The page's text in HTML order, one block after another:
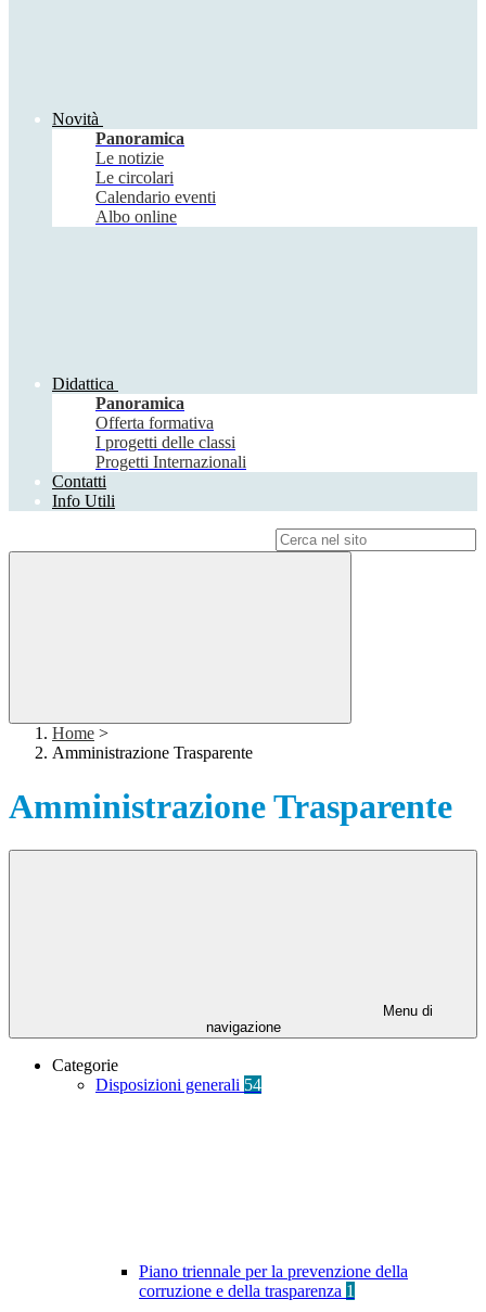
Novità
Panoramica
Le notizie
Le circolari
Calendario eventi
Albo online
Didattica
Panoramica
Offerta formativa
I progetti delle classi
Progetti Internazionali
Contatti
Info Utili
Home >
Amministrazione Trasparente
Amministrazione Trasparente
Menu di
navigazione
Categorie
Disposizioni generali 54
Piano triennale per la prevenzione della
corruzione e della trasparenza 1